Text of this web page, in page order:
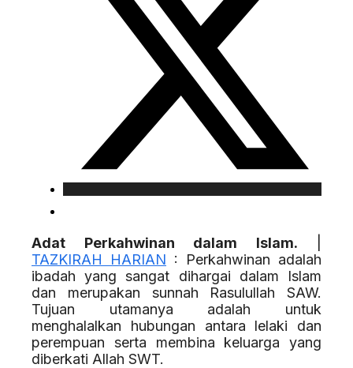
Adat Perkahwinan dalam Islam.
TAZKIRAH HARIAN : Perkahwinan adalah
ibadah yang sangat dihargai dalam Islam
dan merupakan sunnah Rasulullah SAW.
Tujuan utamanya adalah untuk
menghalalkan hubungan antara lelaki dan
perempuan serta membina keluarga yang
diberkati Allah SWT.